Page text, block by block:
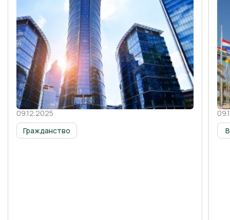
20 октября 2025
Гражданство
09.12.2025 20